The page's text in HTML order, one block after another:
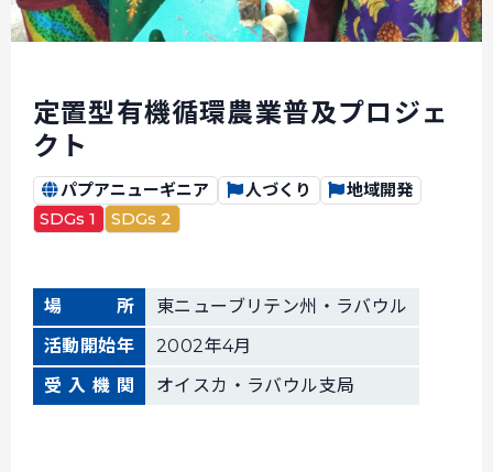
定置型有機循環農業普及プロジェ
クト
パプアニューギニア 人づくり
地域開発
SDGs 1
SDGs 2
場所
東ニューブリテン州・ラバウル
活動開始年
2002年4月
受入機関
オイスカ・ラバウル支局